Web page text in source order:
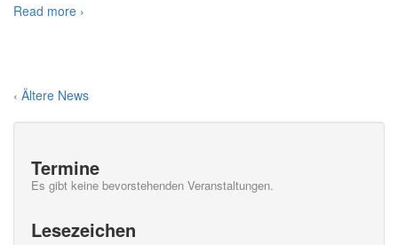
Read more ›
‹ Ältere News
Termine
Es gibt keine bevorstehenden Veranstaltungen.
Lesezeichen